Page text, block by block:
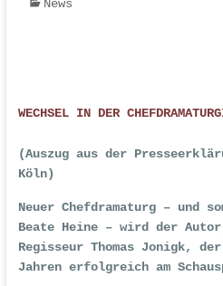
News
WECHSEL IN DER
(Auszug aus der
Köln)
Neuer Chefdramaturg – und
Beate Heine – wird der
Regisseur Thomas Jonigk,
Jahren erfolgreich am